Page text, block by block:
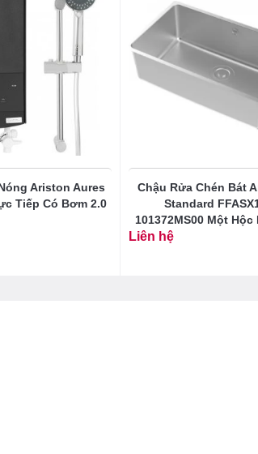
Ariston Aures
Tiếp Có Bơm 2.0
Chậu Rửa Chén Bát
Standard
101372MS00 Một Hộc
Liên hệ